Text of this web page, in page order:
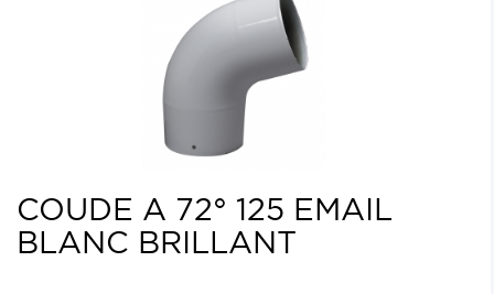
COUDE A 72° 125 EMAIL
BLANC BRILLANT